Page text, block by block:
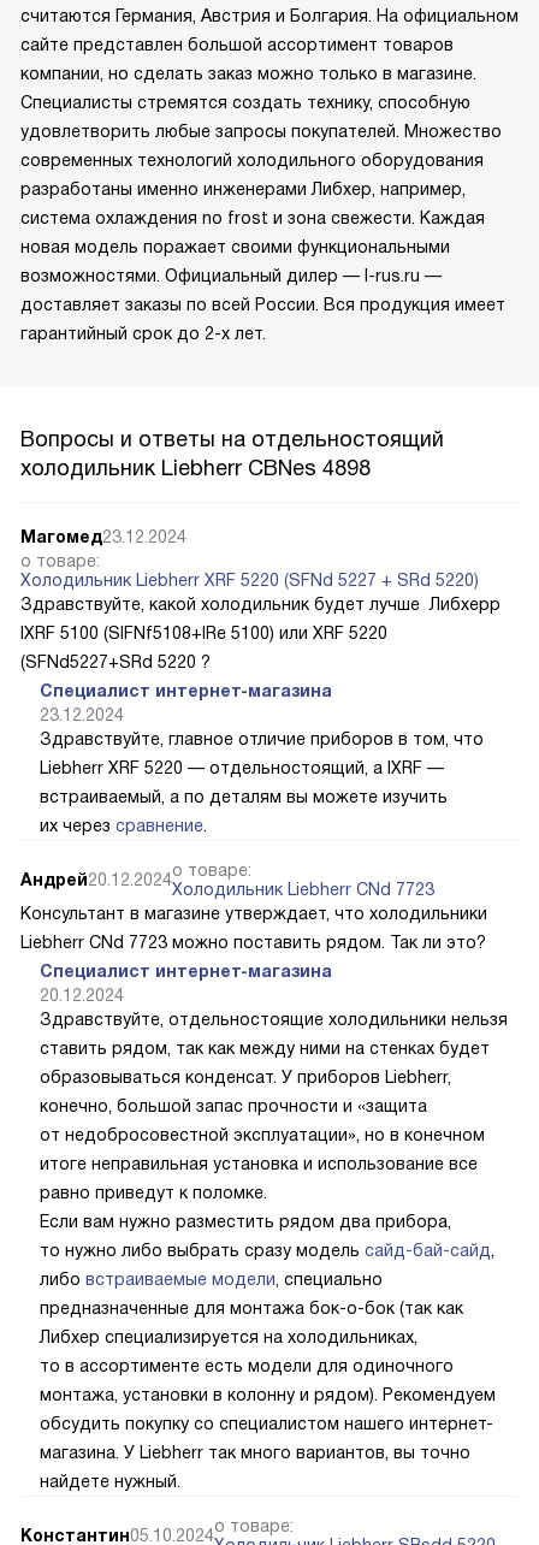
считаются Германия, Австрия и Болгария. На официальном
сайте представлен большой ассортимент товаров
компании, но сделать заказ можно только в магазине.
Специалисты стремятся создать технику, способную
удовлетворить любые запросы покупателей. Множество
современных технологий холодильного оборудования
разработаны именно инженерами Либхер, например,
система охлаждения no frost и зона свежести. Каждая
новая модель поражает своими функциональными
возможностями. Официальный дилер — l-rus.ru —
доставляет заказы по всей России. Вся продукция имеет
гарантийный срок до 2-х лет.
Вопросы и ответы на отдельностоящий
холодильник Liebherr CBNes 4898
Магомед23.12.2024
о товаре:
Холодильник Liebherr XRF 5220 (SFNd 5227 + SRd 5220)
Здравствуйте, какой холодильник будет лучше Либхерр
IXRF 5100 (SIFNf5108+IRe 5100) или XRF 5220
(SFNd5227+SRd 5220 ?
Специалист интернет-магазина
23.12.2024
Здравствуйте, главное отличие приборов в том, что
Liebherr XRF 5220 — отдельностоящий, а IXRF —
встраиваемый, а по деталям вы можете изучить
их через сравнение
Андрей20.12.2024о товаре:
Холодильник Liebherr CNd 7723
Консультант в магазине утверждает, что холодильники
Liebherr CNd 7723 можно поставить рядом. Так ли это?
Специалист интернет-магазина
20.12.2024
Здравствуйте, отдельностоящие холодильники нельзя
ставить рядом, так как между ними на стенках будет
образовываться конденсат. У приборов Liebherr,
конечно, большой запас прочности и «защита
от недобросовестной эксплуатации», но в конечном
итоге неправильная установка и использование все
равно приведут к поломке.
Если вам нужно разместить рядом два прибора,
то нужно либо выбрать сразу модель сайд-бай-сайд
либо встраиваемые модели , специально
предназначенные для монтажа бок-о-бок (так как
Либхер специализируется на холодильниках,
то в ассортименте есть модели для одиночного
монтажа, установки в колонну и рядом). Рекомендуем
обсудить покупку со специалистом нашего интернет-
магазина. У Liebherr так много вариантов, вы точно
найдете нужный.
Константин05.10.2024о товаре: